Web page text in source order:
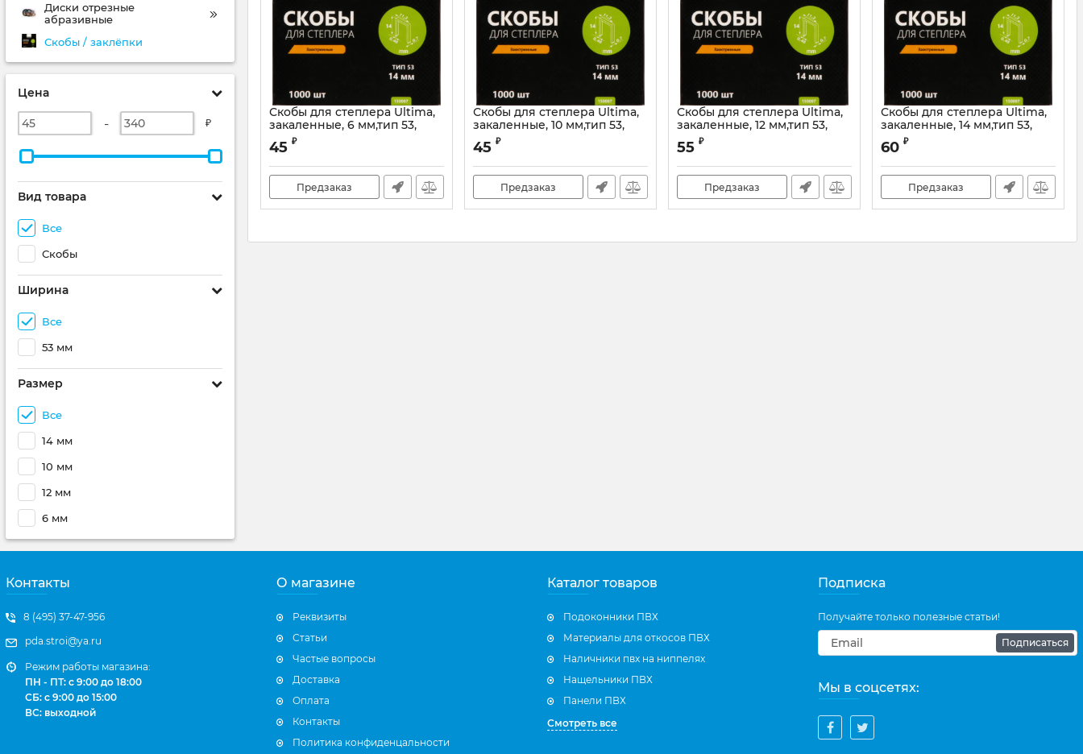
Диски отрезные
абразивные
Скобы / заклёпки
Цена
- ₽
Вид товара
Все
Скобы
Ширина
Все
53 мм
Размер
Все
14 мм
10 мм
12 мм
6 мм
Скобы для степлера Ultima,
закаленные, 6 мм,тип 53,
заостренные 1000 шт.
45 ₽
Предзаказ
Скобы для степлера Ultima,
закаленные, 10 мм,тип 53,
заостренные 1000 шт.
45 ₽
Предзаказ
Скобы для степлера Ultima,
закаленные, 12 мм,тип 53,
заостренные 1000 шт.
55 ₽
Предзаказ
Скобы для степлера Ultima,
закаленные, 14 мм,тип 53,
заостренные 1000 шт.
60 ₽
Предзаказ
Контакты
8 (495) 37-47-956
pda.stroi@ya.ru
Режим работы магазина:
ПН - ПТ: с 9:00 до 18:00
СБ: с 9:00 до 15:00
ВС: выходной
О магазине
Реквизиты
Статьи
Частые вопросы
Доставка
Оплата
Контакты
Политика конфиденцальности
Каталог товаров
Подоконники ПВХ
Материалы для откосов ПВХ
Наличники пвх на ниппелях
Нащельники ПВХ
Панели ПВХ
Смотреть все
Подписка
Получайте только полезные статьи!
Подписаться
Мы в соцсетях: